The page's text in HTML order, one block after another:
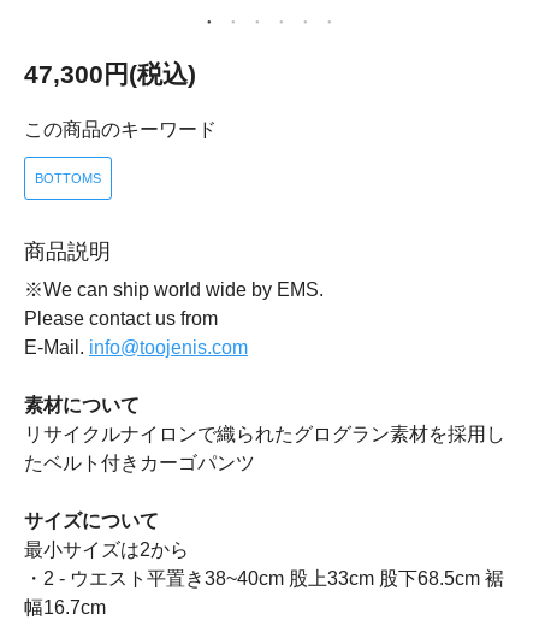
47,300円(税込)
この商品のキーワード
BOTTOMS
商品説明
※We can ship world wide by EMS.
Please contact us from
E-Mail. info@toojenis.com
素材について
リサイクルナイロンで織られたグログラン素材を採用し
たベルト付きカーゴパンツ
サイズについて
最小サイズは2から
・2 - ウエスト平置き38~40cm 股上33cm 股下68.5cm 裾
幅16.7cm